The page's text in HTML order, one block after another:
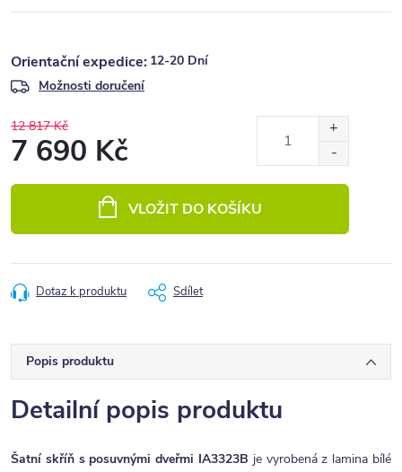
12-20 Dní
Možnosti doručení
12 817 Kč
7 690 Kč
VLOŽIT DO KOŠÍKU
Dotaz k produktu Sdílet
Popis produktu
Detailní popis produktu
Šatní skříň s posuvnými dveřmi IA3323B je vyrobená z lamina bílé